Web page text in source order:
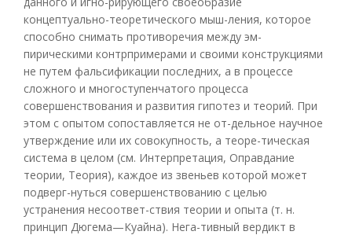
концептуально-теоретического мыш-ления, которое
способно снимать противоречия между эм-
пирическими контрпримерами и своими конструкциями
не путем фальсификации последних, а в процессе
сложного и многоступенчатого процесса
совершенствования и развития гипотез и теорий. При
этом с опытом сопоставляется не от-дельное научное
утверждение или их совокупность, а теоре-тическая
система в целом (см. Интерпретация, Оправдание
теории, Теория), каждое из звеньев которой может
подверг-нуться совершенствованию с целью
устранения несоответ-ствия теории и опыта (т. н.
принцип Дюгема—Куайна). Нега-тивный вердикт в